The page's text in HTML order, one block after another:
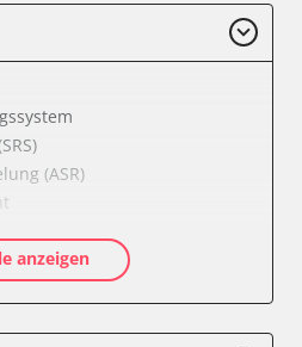
(ASR)
(EOBD/OBDII)
anzeigen